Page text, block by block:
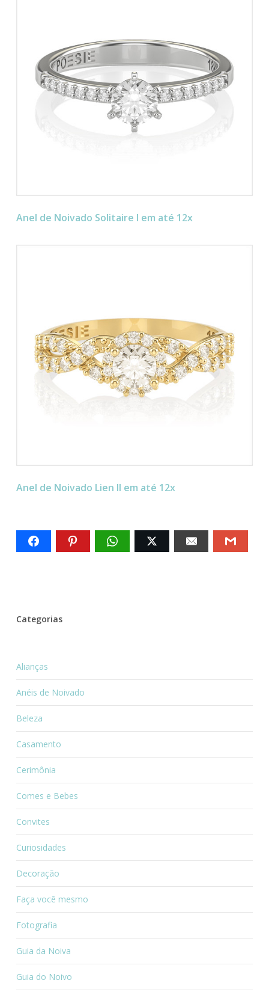
Anel de Noivado Solitaire I em até 12x
Anel de Noivado Lien II em até 12x
Categorias
Alianças
Anéis de Noivado
Beleza
Casamento
Cerimônia
Comes e Bebes
Convites
Curiosidades
Decoração
Faça você mesmo
Fotografia
Guia da Noiva
Guia do Noivo